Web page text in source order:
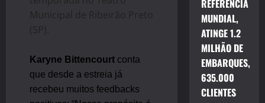
Municipal de Ribeirão Preto
(SP).
Karyne Bittencourt conta
que desde a estreia já
recebeu muitos feedbacks
REFERÊNCIA
MUNDIAL,
ATINGE 1.2
MILHÃO DE
EMBARQUES,
635.000
CLIENTES